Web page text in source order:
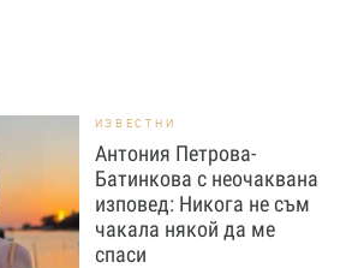
ИЗВЕСТНИ
Антония Петрова-
Батинкова с неочаквана
изповед: Никога не съм
чакала някой да ме
спаси